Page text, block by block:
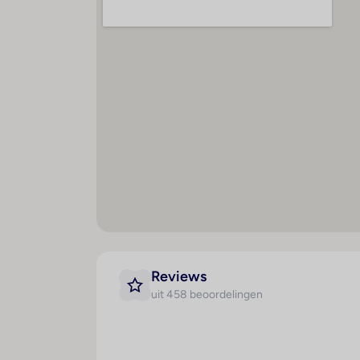
Koffie, thee en frisdranken
Lunchbuffet
Reviews
uit 458 beoordelingen